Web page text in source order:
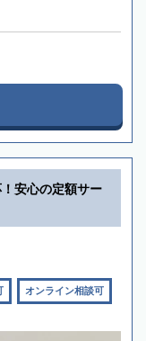
安心の定額サー
オンライン相談可